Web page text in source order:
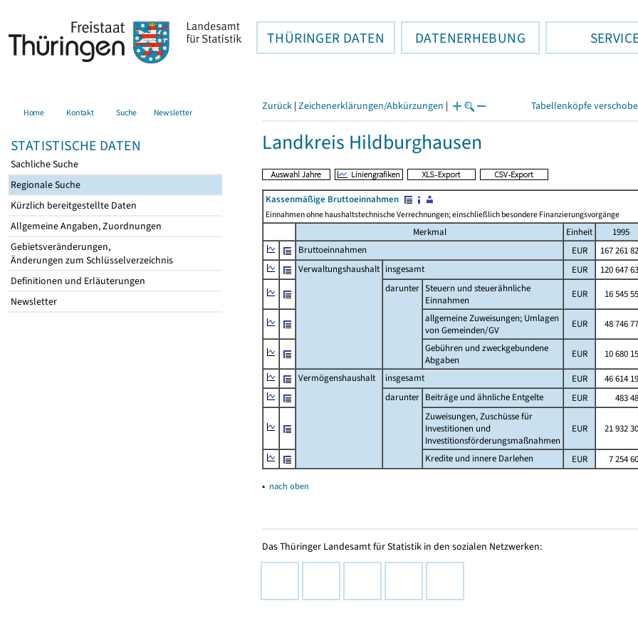
THÜRINGER DATEN DATENERHEBUNG
Home Kontakt Suche Newsletter
STATISTISCHE DATEN
Sachliche Suche
Regionale Suche
Kürzlich bereitgestellte Daten
Allgemeine Angaben, Zuordnungen
Gebietsveränderungen,
Änderungen zum Schlüsselverzeichnis
Definitionen und Erläuterungen
Newsletter
Zurück | Zeichenerklärungen/Abkürzungen | Tabellenköpfe
Landkreis Hildburghausen
Kassenmäßige Bruttoeinnahmen
Einnahmen ohne haushaltstechnische Verrechnungen; einschließlich besondere Finanzierungsvorgänge
Merkmal Einheit 1995
Bruttoeinnahmen
EUR 167 261
Verwaltungshaushalt insgesamt EUR 120 647
darunter Steuern und steuerähnliche
Einnahmen
EUR 16 545
allgemeine Zuweisungen; Umlagen
von Gemeinden/GV
EUR 48 746
Gebühren und zweckgebundene
Abgaben
EUR 10 680
Vermögenshaushalt
insgesamt EUR 46 614
darunter Beiträge und ähnliche Entgelte EUR 483
Zuweisungen, Zuschüsse für
Investitionen und
Investitionsförderungsmaßnahmen
EUR 21 932
Kredite und innere Darlehen EUR 7 254
▴ nach oben
Das Thüringer Landesamt für Statistik in den sozialen Netzwerken: